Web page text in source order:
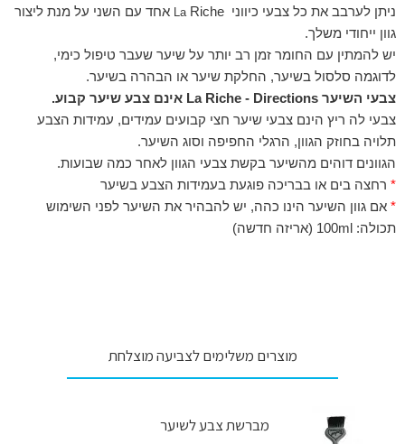
מוצרים משלימים לצביעה מוצלחת
מברשת צבע לשיער
ניתן לערבב את כל צבעי כיווני
Riche אחד עם השני על מנת ליצור
גוון ייחודי משלך.
יש להמתין עם החומר זמן רב יותר על שיער שעבר טיפול כימי,
לדוגמה סלסול בשיער, החלקת שיער או הבהרה בשיער.
צבעי השיער La Riche - Directions אינם צבע שיער קבוע.
צבעי לה ריץ הינם צבעי שיער חצי קבועים עמידים, עמידות הצבע
תלויה בחוזק הגוון, הרגלי החפיפה וסוג השיער.
הגוונים דוהים מהשיער בקשת צבעי הגוון לאחר כמה שבועות.
* רחצה בים או בבריכה פוגעת בעמידות הצבע בשיער
* אם גוון השיער הינו כהה, יש להבהיר את השיער לפני השימוש
תכולה: 100ml (אריזה חדשה)